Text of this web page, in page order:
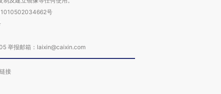
号
举报邮箱：laixin@caixin.com
接